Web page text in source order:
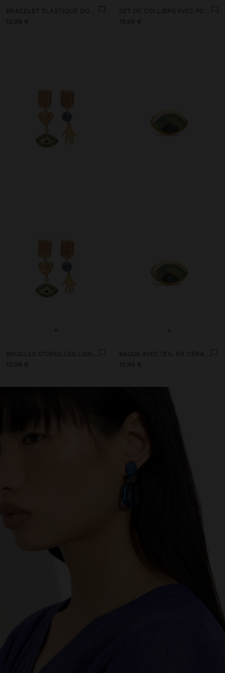
12,99 €
19,99 €
+
BOUCLES D'OREILLES LONGUES ASYMÉTRIQUES AVEC CÉRAMIQUE
10,99 €
+
BAGUE AVEC ŒIL EN CÉRAMIQUE
10,99 €